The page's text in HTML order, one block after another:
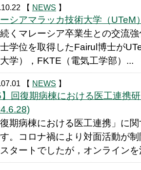
【 NEWS 】
シアマラッカ技術大学（
くマレーシア卒業生との交流
学位を取得したFairul博士が
学），FKTE（電気工学部）...
【 NEWS 】
】回復期病棟における医工連携
復期病棟における医工連携」に
。コロナ禍により対面活動が
タートでしたが，オンライン